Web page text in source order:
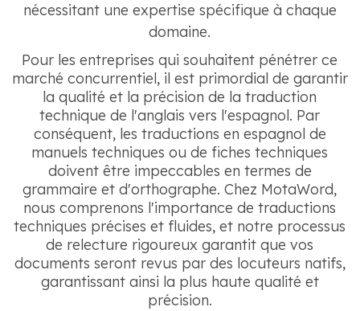
nécessitant une expertise spécifique à chaque
domaine.
Pour les entreprises qui souhaitent pénétrer ce
marché concurrentiel, il est primordial de garantir
la qualité et la précision de la traduction
technique de l'anglais vers l'espagnol. Par
conséquent, les traductions en espagnol de
manuels techniques ou de fiches techniques
doivent être impeccables en termes de
grammaire et d'orthographe. Chez MotaWord,
nous comprenons l'importance de traductions
techniques précises et fluides, et notre processus
de relecture rigoureux garantit que vos
documents seront revus par des locuteurs natifs,
garantissant ainsi la plus haute qualité et
précision.